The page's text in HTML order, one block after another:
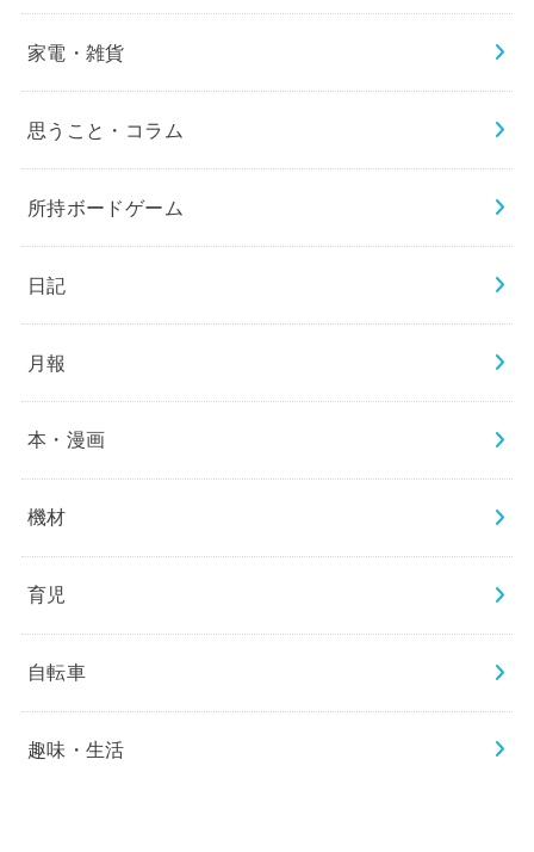
家電・雑貨
思うこと・コラム
所持ボードゲーム
日記
月報
本・漫画
機材
育児
自転車
趣味・生活